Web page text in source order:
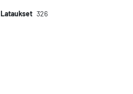
Lataukset 326